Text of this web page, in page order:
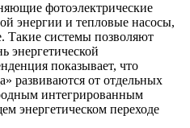
фотоэлектрические
энергии и тепловые насосы,
Такие системы позволяют
энергетической
показывает, что
развиваются от отдельных
интегрированным
энергетическом переходе